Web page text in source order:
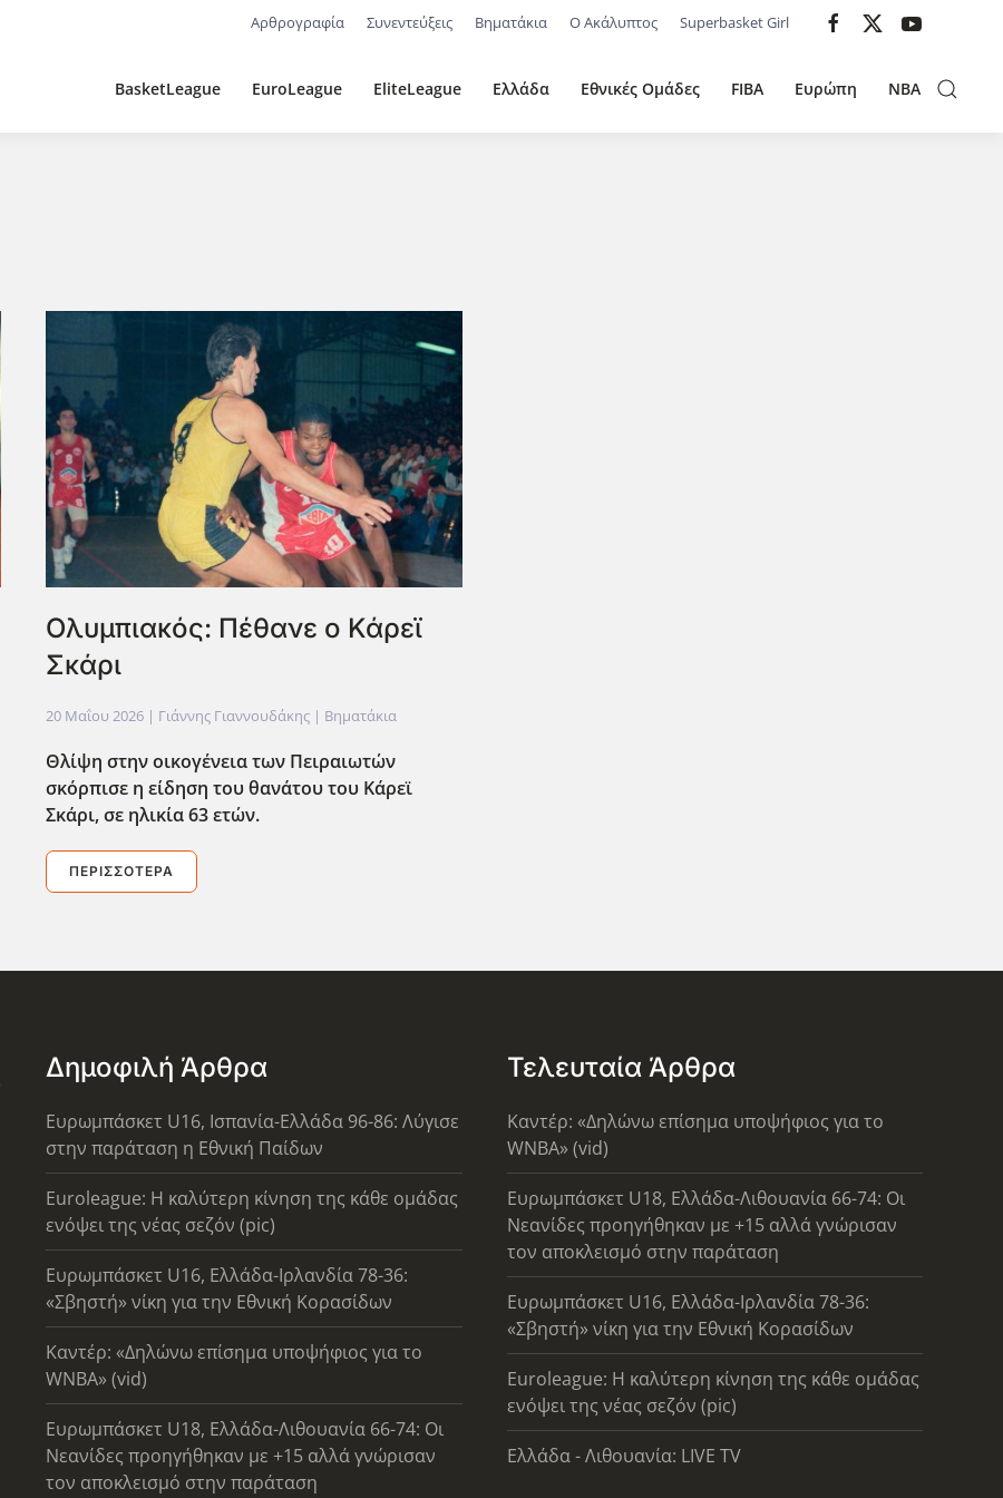
Αρθρογραφία Συνεντεύξεις Βηματάκια Ο Ακάλυπτος Superbasket Girl
BasketLeague EuroLeague EliteLeague Ελλάδα Εθνικές Ομάδες FIBA Ευρώπη NBA
Ολυμπιακός: Πέθανε ο Κάρεϊ
Σκάρι
20 Μαΐου 2026 | Γιάννης Γιαννουδάκης | Βηματάκια
Θλίψη στην οικογένεια των Πειραιωτών
σκόρπισε η είδηση του θανάτου του Κάρεϊ
Σκάρι, σε ηλικία 63 ετών.
ΠΕΡΙΣΣΌΤΕΡΑ
Δημοφιλή Άρθρα
Ευρωμπάσκετ U16, Ισπανία-Ελλάδα 96-86: Λύγισε
στην παράταση η Εθνική Παίδων
Euroleague: Η καλύτερη κίνηση της κάθε ομάδας
ενόψει της νέας σεζόν (pic)
Ευρωμπάσκετ U16, Ελλάδα-Ιρλανδία 78-36:
«Σβηστή» νίκη για την Εθνική Κορασίδων
Καντέρ: «Δηλώνω επίσημα υποψήφιος για το
WNBA» (vid)
Ευρωμπάσκετ U18, Ελλάδα-Λιθουανία 66-74: Οι
Νεανίδες προηγήθηκαν με +15 αλλά γνώρισαν
τον αποκλεισμό στην παράταση
Τελευταία Άρθρα
Καντέρ: «Δηλώνω επίσημα υποψήφιος για το
WNBA» (vid)
Ευρωμπάσκετ U18, Ελλάδα-Λιθουανία 66-74: Οι
Νεανίδες προηγήθηκαν με +15 αλλά γνώρισαν
τον αποκλεισμό στην παράταση
Ευρωμπάσκετ U16, Ελλάδα-Ιρλανδία 78-36:
«Σβηστή» νίκη για την Εθνική Κορασίδων
Euroleague: Η καλύτερη κίνηση της κάθε ομάδας
ενόψει της νέας σεζόν (pic)
Ελλάδα - Λιθουανία: LIVE TV